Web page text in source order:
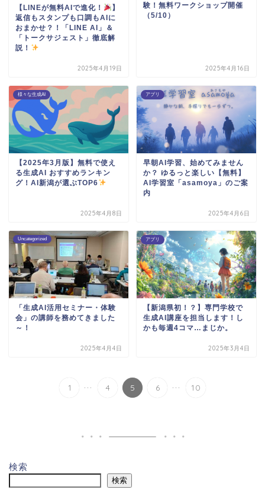
【LINEが無料AIで進化！
】
返信もスタンプも口調もAIに
おまかせ？！「LINE AI」＆
「トークサジェスト」徹底解
説！
2025年4月19日
験！無料ワークショップ開催
（5/10）
2025年4月16日
様々な生成AI
【2025年3月版】無料で使え
る生成AI おすすめランキン
グ！AI新潟が選ぶTOP6
2025年4月8日
アプリ
早朝AI学習、始めてみません
か？ ゆるっと楽しい【無料】
AI学習室「asamoya」のご案
内
2025年4月6日
Uncategorized
「生成AI活用セミナー・体験
会」の講師を務めてきました
～！
2025年4月4日
アプリ
【新潟県初！？】専門学校で
生成AI講座を担当します！し
かも毎週4コマ…まじか。
2025年3月4日
1 ... 4 5 6 ... 10
検索
検索